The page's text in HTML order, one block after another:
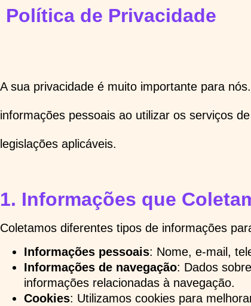
Política de Privacidade
A sua privacidade é muito importante para
informações pessoais ao utilizar os serviços
legislações aplicáveis.
1. Informações que
Coletamos diferentes tipos de informações
Informações pessoais: Nome, e-mail,
Informações de navegação: Dados
informações relacionadas à navegação.
Cookies: Utilizamos cookies para